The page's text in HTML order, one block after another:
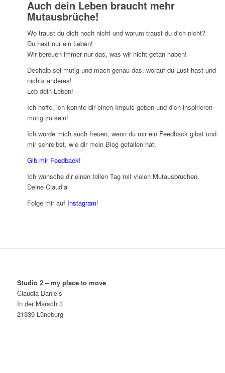
Auch dein Leben braucht mehr
Mutausbrüche!
Wo traust du dich noch nicht und warum traust du dich nicht?
Du hast nur ein Leben!
Wir bereuen immer nur das, was wir nicht getan haben!
Deshalb sei mutig und mach genau das, worauf du Lust hast und
nichts anderes!
Leb dein Leben!
Ich hoffe, ich konnte dir einen Impuls geben und dich inspirieren
mutig zu sein!
Ich würde mich auch freuen, wenn du mir ein Feedback gibst und
mir schreibst, wie dir mein Blog gefallen hat.
Gib mir Feedback!
Ich wünsche dir einen tollen Tag mit vielen Mutausbrüchen.
Deine Claudia
Folge mir auf Instagram!
Studio 2 – my place to move
Claudia Daniels
In der Marsch 3
21339 Lüneburg